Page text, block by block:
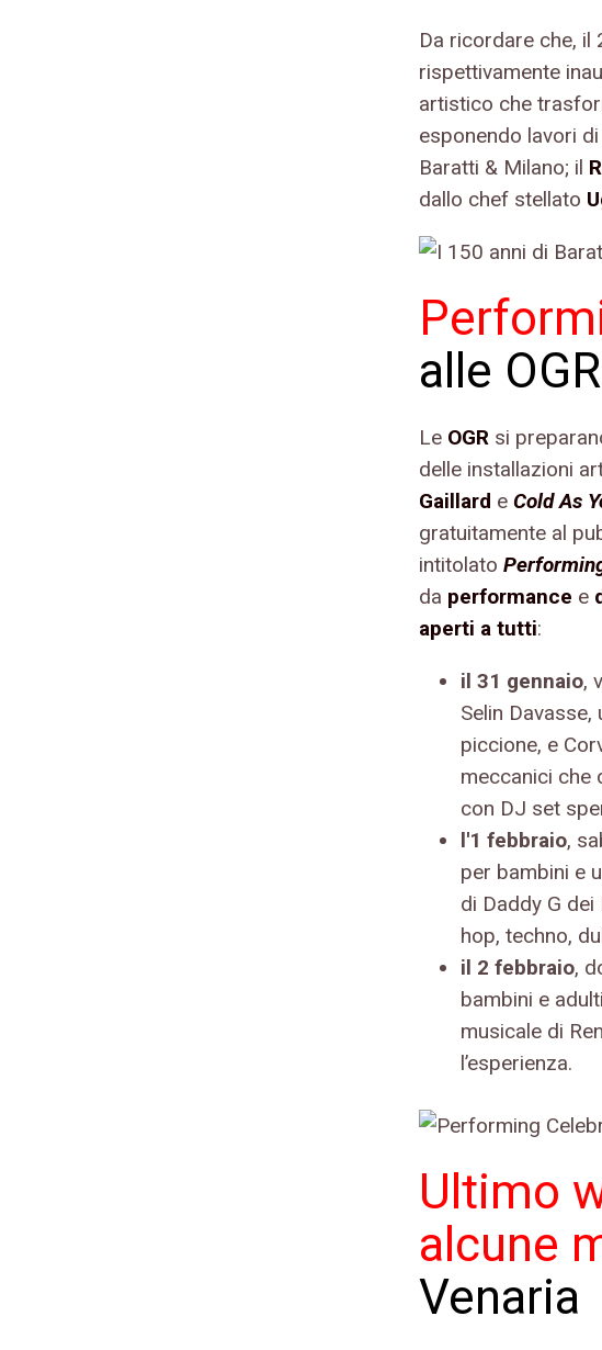
Da ricordare che, il
rispettivamente
artistico che
esponendo lavori
Baratti & Milano; il
dallo chef stellato
alle
Le OGR si
delle installazioni
Gaillard e Cold As
gratuitamente al
intitolato
da performance e
aperti a tutti:
il 31 gennaio,
Selin
piccione, e
meccanici che
con DJ set
l'1 febbraio,
per bambini e
di Daddy G
hop, techno,
il 2 febbraio,
bambini e
musicale di
l’esperienza.
Ultimo
alcune
Venaria